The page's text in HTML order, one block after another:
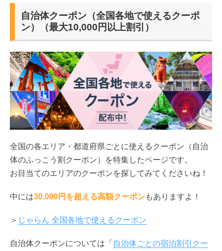
自治体クーポン（全国各地で使えるクーポ
ン）（最大10,000円以上割引）
全国の各エリア・都道府県ごとに使えるクーポン（自治
体のふっこう割クーポン）を特集したページです。
お目当てのエリアのクーポンを探してみてくださいね！
中には30,000円を超える高額クーポンもありますよ！
＞ じゃらん 全国各地で使えるクーポン
自治体クーポンについては「 自治体ごとの宿泊割引クー